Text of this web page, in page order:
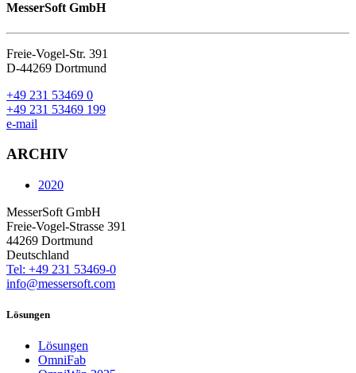
MesserSoft GmbH
Freie-Vogel-Str. 391
D-44269 Dortmund
+49 231 53469 0
+49 231 53469 199
e-mail
ARCHIV
2020
MesserSoft GmbH
Freie-Vogel-Strasse 391
44269 Dortmund
Deutschland
Tel: +49 231 53469-0
info@messersoft.com
Lösungen
Lösungen
OmniFab